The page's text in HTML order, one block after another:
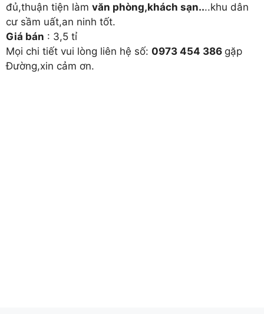
đủ,thuận tiện làm văn phòng,khách sạn....khu dân
cư sầm uất,an ninh tốt.
Giá bán : 3,5 tỉ
Mọi chi tiết vui lòng liên hệ số: 0973 454 386 gặp
Đường,xin cảm ơn.